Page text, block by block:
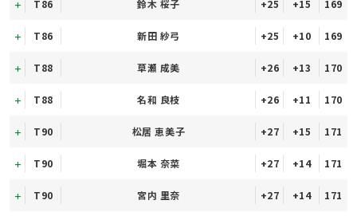
T86 鈴木 桜子 +25 +15 169
T86 新田 紗弓 +25 +10 169
T88 草瀬 成美 +26 +13 170
T88 名和 良枝 +26 +11 170
T90 松居 恵美子 +27 +15 171
T90 堀本 奈菜 +27 +14 171
T90 宮内 里奈 +27 +14 171